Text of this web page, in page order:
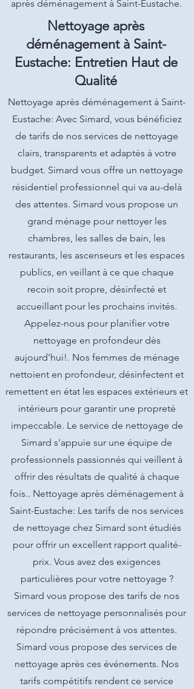
après déménagement à Saint-Eustache.
Nettoyage après
déménagement à Saint-
Eustache: Entretien Haut de
Qualité
Nettoyage après déménagement à Saint-
Eustache: Avec Simard, vous bénéficiez
de tarifs de nos services de nettoyage
clairs, transparents et adaptés à votre
budget. Simard vous offre un nettoyage
résidentiel professionnel qui va au-delà
des attentes. Simard vous propose un
grand ménage pour nettoyer les
chambres, les salles de bain, les
restaurants, les ascenseurs et les espaces
publics, en veillant à ce que chaque
recoin soit propre, désinfecté et
accueillant pour les prochains invités.
Appelez-nous pour planifier votre
nettoyage en profondeur dès
aujourd'hui!. Nos femmes de ménage
nettoient en profondeur, désinfectent et
remettent en état les espaces extérieurs et
intérieurs pour garantir une propreté
impeccable. Le service de nettoyage de
Simard s'appuie sur une équipe de
professionnels passionnés qui veillent à
offrir des résultats de qualité à chaque
fois.. Nettoyage après déménagement à
Saint-Eustache: Les tarifs de nos services
de nettoyage chez Simard sont étudiés
pour offrir un excellent rapport qualité-
prix. Vous avez des exigences
particulières pour votre nettoyage ?
Simard vous propose des tarifs de nos
services de nettoyage personnalisés pour
répondre précisément à vos attentes.
Simard vous propose des services de
nettoyage après ces événements. Nos
tarifs compétitifs rendent ce service